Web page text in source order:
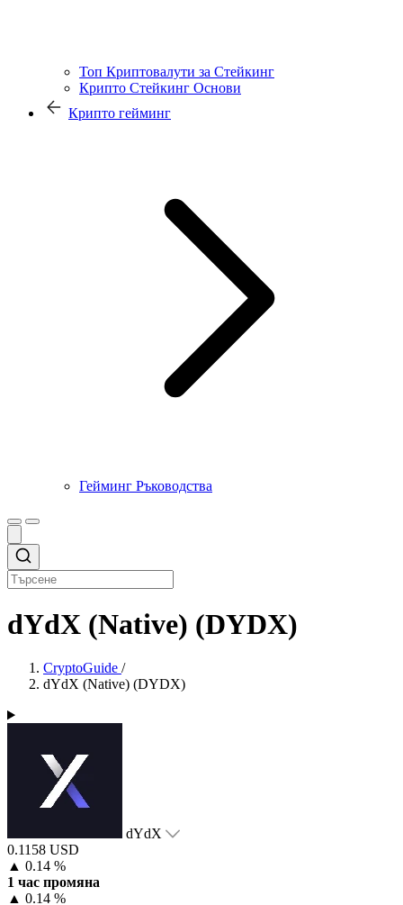
Топ Криптовалути за Стейкинг
Крипто Стейкинг Основи
Крипто гейминг
Гейминг Ръководства
dYdX (Native) (DYDX)
CryptoGuide /
dYdX (Native) (DYDX)
dYdX
0.1158 USD
▲ 0.14 %
1 час промяна
▲ 0.14 %